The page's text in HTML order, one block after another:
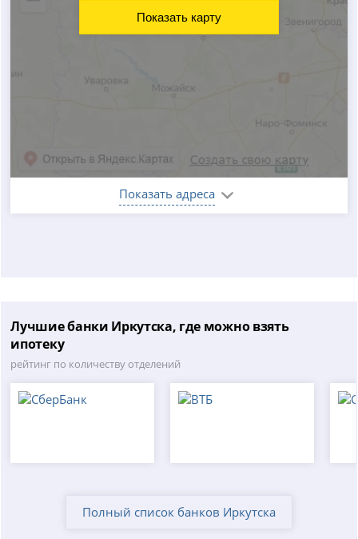
Показать адреса
Показать карту
Лучшие банки Иркутска, где можно взять
ипотеку
рейтинг по количеству отделений
Полный список банков Иркутска